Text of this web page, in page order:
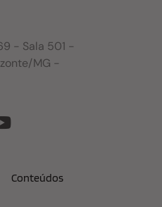
- Sala 501 -
MG -
Conteúdos